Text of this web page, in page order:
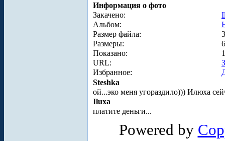
Информация о фото
Закачено:
Альбом:
Размер файла:
Размеры:
Показано:
URL:
Избранное:
Steshka
ой...эко меня угораздило))) Илюха
Iluxa
платите деньги...
Powered by